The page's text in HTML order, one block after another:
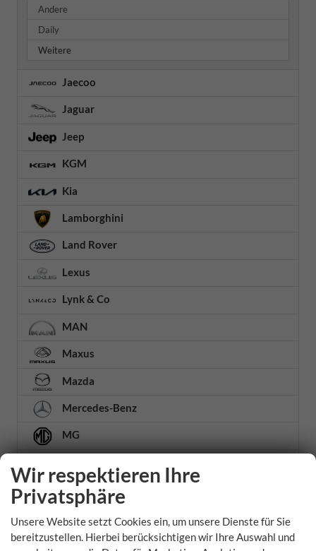
Andere
Daily
Weitere
Jaecoo
Jaguar
Jeep
KGM
Kia
Lamborghini
Land Rover
Lexus
Lynk & Co
MAN
Maxus
Mazda
Mercedes-Benz
MG
MINI
Mitsubishi
Nissan
Wir respektieren Ihre
Privatsphäre
Unsere Website setzt Cookies ein, um unsere Dienste für Sie
bereitzustellen. Hierbei berücksichtigen wir Ihre Auswahl und